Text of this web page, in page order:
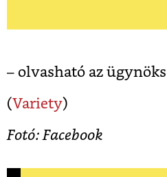
– olvasható az
(Variety)
Fotó: Facebook